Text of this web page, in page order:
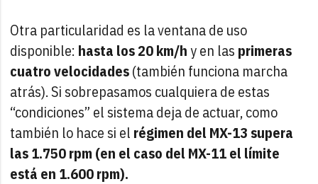
Otra particularidad es la ventana de uso
disponible: hasta los 20 km/hy en las primeras
cuatro velocidades(también funciona marcha
atrás). Si sobrepasamos cualquiera de estas
“condiciones” el sistema deja de actuar, como
también lo hace si el régimen del MX-13 supera
las 1.750 rpm (en el caso del MX-11 el límite
está en 1.600 rpm).